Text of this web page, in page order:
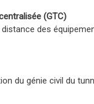
(GTC)
des
du génie civil du